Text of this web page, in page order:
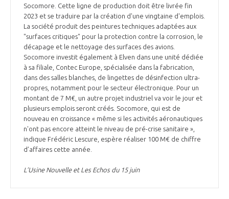
Socomore. Cette ligne de production doit être livrée fin
2023 et se traduire par la création d'une vingtaine d'emplois.
La société produit des peintures techniques adaptées aux
"surfaces critiques" pour la protection contre la corrosion, le
décapage et le nettoyage des surfaces des avions.
Socomore investit également à Elven dans une unité dédiée
à sa filiale, Contec Europe, spécialisée dans la fabrication,
dans des salles blanches, de lingettes de désinfection ultra-
propres, notamment pour le secteur électronique. Pour un
montant de 7 M€, un autre projet industriel va voir le jour et
plusieurs emplois seront créés. Socomore, qui est de
nouveau en croissance « même si les activités aéronautiques
n'ont pas encore atteint le niveau de pré-crise sanitaire »,
indique Frédéric Lescure, espère réaliser 100 M€ de chiffre
d’affaires cette année.
L’Usine Nouvelle et Les Echos du 15 juin